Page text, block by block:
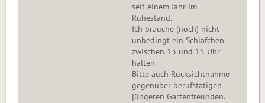
seit einem Jahr im
Ruhestand.
Ich brauche (noch) nicht
unbedingt ein Schläfchen
zwischen 13 und 15 Uhr
halten.
Bitte auch Rücksichtnahme
gegenüber berufstätigen =
jüngeren Gartenfreunden.